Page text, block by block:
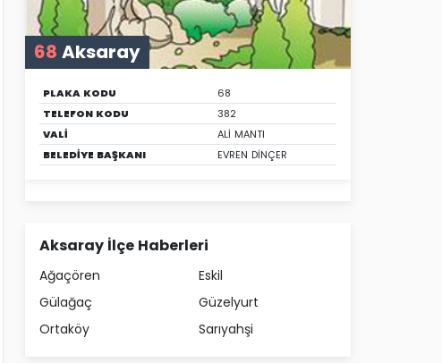
68 Aksaray
PLAKA KODU
68
TELEFON KODU
382
VALİ
ALİ MANTI
BELEDİYE BAŞKANI
EVREN DİNÇER
Aksaray İlçe Haberleri
Ağaçören
Eskil
Gülağaç
Güzelyurt
Ortaköy
Sarıyahşi